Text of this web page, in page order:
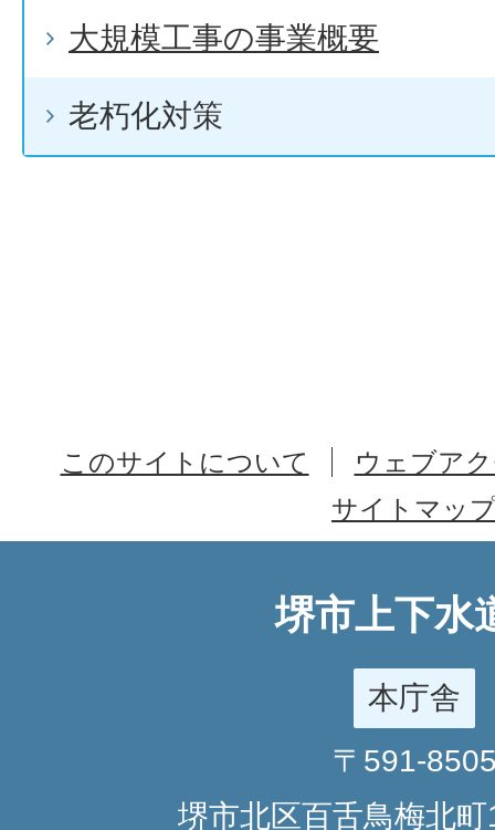
大規模工事の事業概要
老朽化対策
このサイトについて
ウェブア
サイトマッ
堺市上下水
本庁舎
〒591-
堺市北区百舌鳥梅北